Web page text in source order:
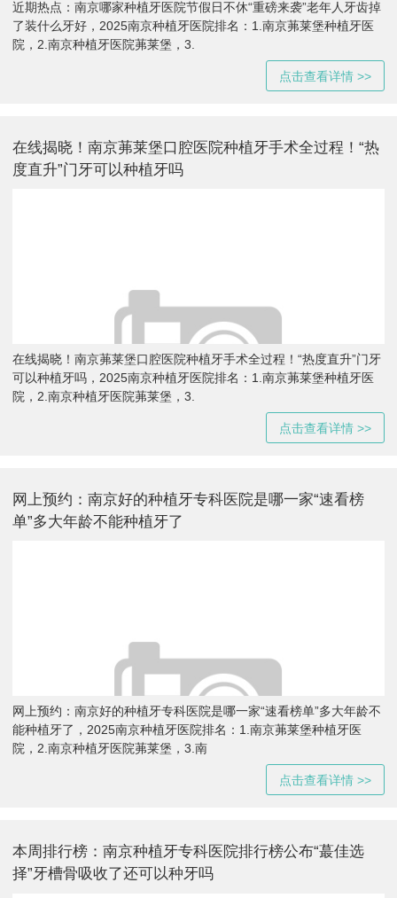
近期热点：南京哪家种植牙医院节假日不休“重磅来袭”老年人牙齿掉
了装什么牙好，2025南京种植牙医院排名：1.南京茀莱堡种植牙医
院，2.南京种植牙医院茀莱堡，3.
点击查看详情 >>
在线揭晓！南京茀莱堡口腔医院种植牙手术全过程！“热
度直升”门牙可以种植牙吗
在线揭晓！南京茀莱堡口腔医院种植牙手术全过程！“热度直升”门牙
可以种植牙吗，2025南京种植牙医院排名：1.南京茀莱堡种植牙医
院，2.南京种植牙医院茀莱堡，3.
点击查看详情 >>
网上预约：南京好的种植牙专科医院是哪一家“速看榜
单”多大年龄不能种植牙了
网上预约：南京好的种植牙专科医院是哪一家“速看榜单”多大年龄不
能种植牙了，2025南京种植牙医院排名：1.南京茀莱堡种植牙医
院，2.南京种植牙医院茀莱堡，3.南
点击查看详情 >>
本周排行榜：南京种植牙专科医院排行榜公布“蕞佳选
择”牙槽骨吸收了还可以种牙吗